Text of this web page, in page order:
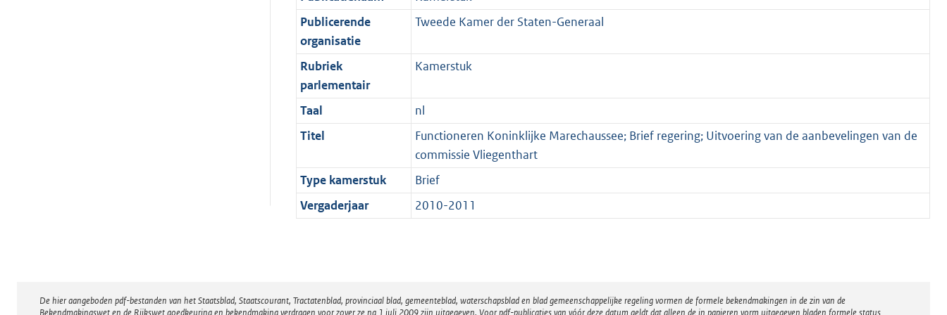
Publicerende
organisatie
Tweede Kamer der Staten-Generaal
Rubriek
parlementair
Kamerstuk
Taal
nl
Titel
Functioneren Koninklijke Marechaussee; Brief regering; Uitvoering van de aanbevelingen van de
commissie Vliegenthart
Type kamerstuk
Brief
Vergaderjaar
2010-2011
Disclaimer
De hier aangeboden pdf-bestanden van het Staatsblad, Staatscourant, Tractatenblad, provinciaal blad, gemeenteblad, waterschapsblad en blad gemeenschappelijke regeling vormen de formele bekendmakingen in de zin van de
Bekendmakingswet en de Rijkswet goedkeuring en bekendmaking verdragen voor zover ze na 1 juli 2009 zijn uitgegeven. Voor pdf-publicaties van vóór deze datum geldt dat alleen de in papieren vorm uitgegeven bladen formele status